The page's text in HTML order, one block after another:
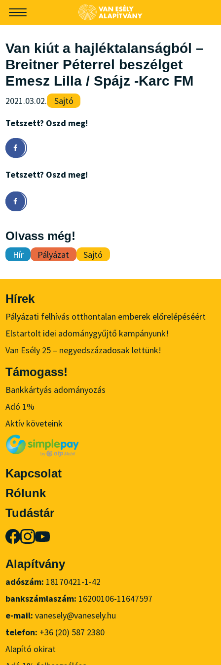
-->
Van kiút a hajléktalanságból –
Breitner Péterrel beszélget
Emesz Lilla / Spájz -Karc FM
2021.03.02.
Sajtó
Tetszett? Oszd meg!
Tetszett? Oszd meg!
Olvass még!
Hír Pályázat Sajtó
Hírek
Pályázati felhívás otthontalan emberek előrelépéséért
Elstartolt idei adománygyűjtő kampányunk!
Van Esély 25 – negyedszázadosak lettünk!
Támogass!
Bankkártyás adományozás
Adó 1%
Aktív követeink
Kapcsolat
Rólunk
Tudástár
Alapítvány
adószám: 18170421-1-42
bankszámlaszám: 16200106-11647597
e-mail:vanesely@vanesely.hu
telefon: +36 (20) 587 2380
Alapító okirat